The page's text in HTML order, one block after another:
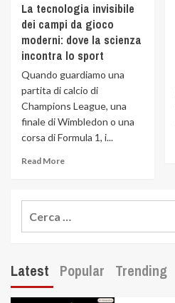
La tecnologia invisibile
dei campi da gioco
moderni: dove la scienza
incontra lo sport
Quando guardiamo una
partita di calcio di
Champions League, una
finale di Wimbledon o una
corsa di Formula 1, i...
Read More
Latest Popular Trending